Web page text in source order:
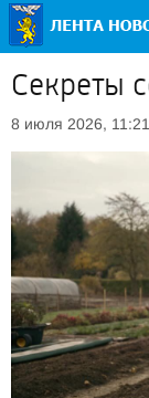
Секреты
8 июля 2026, 11:21